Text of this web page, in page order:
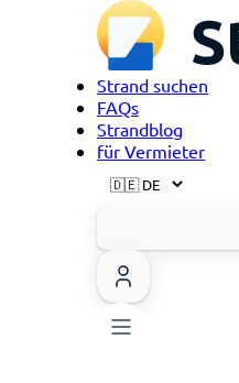
Strand suchen
FAQs
Strandblog
für Vermieter